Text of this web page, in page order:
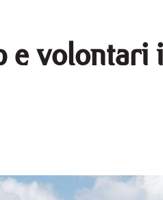
e volontari